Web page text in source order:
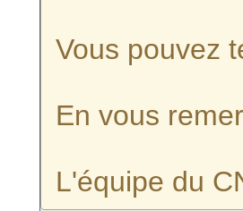
Vous pouvez
En vous
L'équipe du